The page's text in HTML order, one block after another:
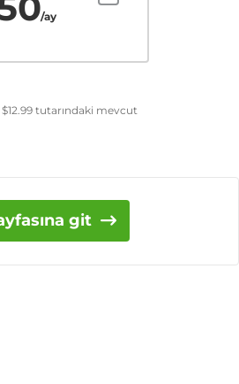
/ay
$12.99tutarındaki mevcut
git